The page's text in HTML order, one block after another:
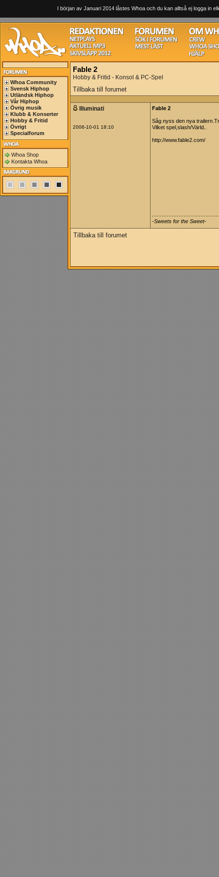
I början av Januari 2014 låstes Whoa och du kan alltså ej logga in
Whoa Community
Svensk Hiphop
Utländsk Hiphop
Vår Hiphop
Övrig musik
Klubb & Konserter
Hobby & Fritid
Övrigt
Specialforum
Whoa Shop
Kontakta Whoa
Fable 2
Hobby & Fritid - Konsol & PC-Spel
Tillbaka till forumet
Illuminati
2006-10-01 18:10
Fable 2
Såg nyss den nya
Vilket spel,slash/Värld..
http://www.fable2.com/
-Sweets for the Sweet-
Tillbaka till forumet